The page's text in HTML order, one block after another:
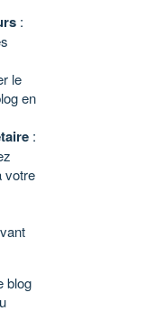
:
le
en
:
votre
blog